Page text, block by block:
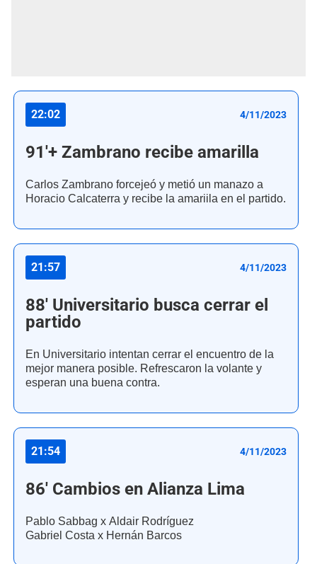
22:02 4/11/2023
91'+ Zambrano recibe amarilla
Carlos Zambrano forcejeó y metió un manazo a
Horacio Calcaterra y recibe la amariila en el partido.
21:57 4/11/2023
88' Universitario busca cerrar el
partido
En Universitario intentan cerrar el encuentro de la
mejor manera posible. Refrescaron la volante y
esperan una buena contra.
21:54 4/11/2023
86' Cambios en Alianza Lima
Pablo Sabbag x Aldair Rodríguez
Gabriel Costa x Hernán Barcos